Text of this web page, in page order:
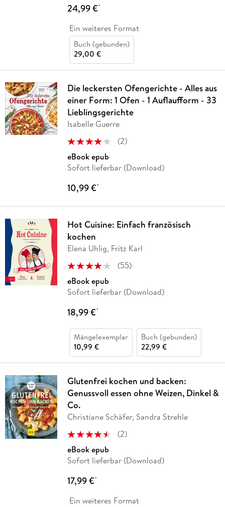
24,99 €*
Ein weiteres Format
Buch (gebunden)
29,00 €
Die leckersten Ofengerichte - Alles aus
einer Form: 1 Ofen - 1 Auflaufform - 33
Lieblingsgerichte
Isabelle Guerre
(2)
eBook epub
Sofort lieferbar (Download)
10,99 €*
Hot Cuisine: Einfach französisch
kochen
Elena Uhlig, Fritz Karl
(55)
eBook epub
Sofort lieferbar (Download)
18,99 €*
Mängelexemplar
10,99 €
Buch (gebunden)
22,99 €
Glutenfrei kochen und backen:
Genussvoll essen ohne Weizen, Dinkel &
Co.
Christiane Schäfer, Sandra Strehle
(2)
eBook epub
Sofort lieferbar (Download)
17,99 €*
Ein weiteres Format